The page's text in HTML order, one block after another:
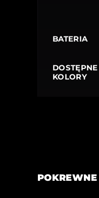
BATERIA
DOSTĘPNE
KOLORY